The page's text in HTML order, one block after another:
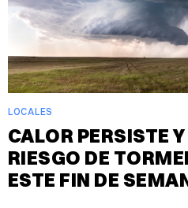
LOCALES
CALOR PERSISTE
RIESGO DE
ESTE FIN DE